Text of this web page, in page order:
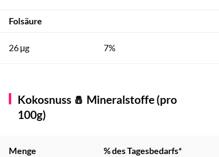
Folsäure
26 μg 7%
Kokosnuss 🧂 Mineralstoffe (pro
100g)
Menge % des Tagesbedarfs*